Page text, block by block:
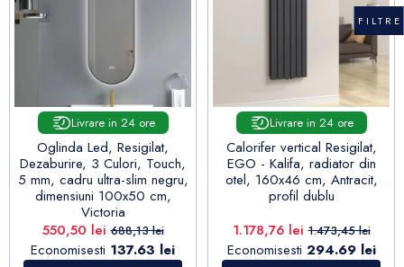
FILTRE
Livrare in 24 ore
Oglinda Led, Resigilat,
Dezaburire, 3 Culori, Touch,
5 mm, cadru ultra-slim negru,
dimensiuni 100x50 cm,
Victoria
Pret
550,50 leiPret de baza
688,13 lei
Economisesti 137.63 lei
Livrare in 24 ore
Calorifer vertical Resigilat,
EGO - Kalifa, radiator din
otel, 160x46 cm, Antracit,
profil dublu
Pret
1.178,76 leiPret de baza
1.473,45 lei
Economisesti 294.69 lei